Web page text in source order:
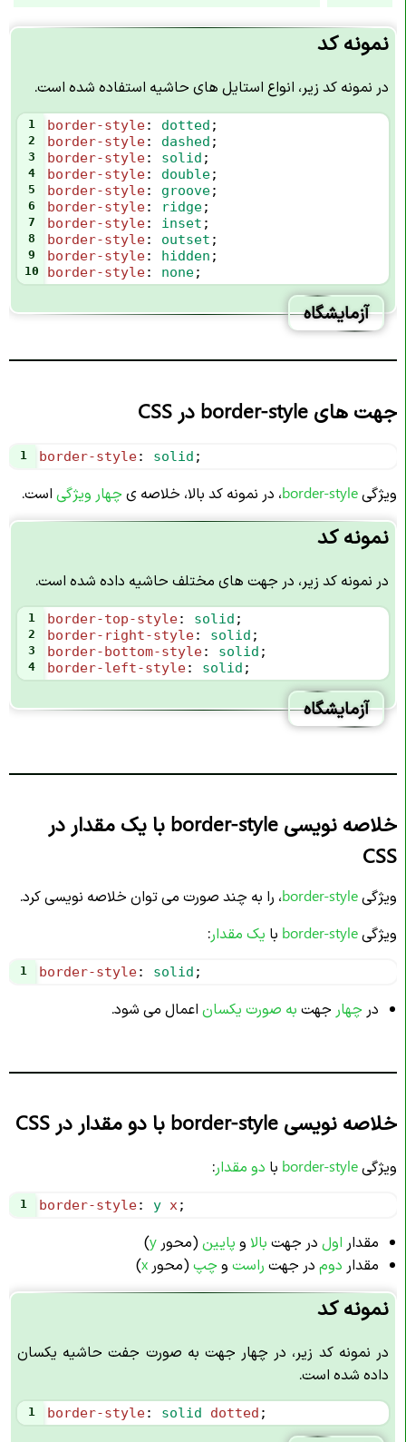
نمونه کد
در نمونه کد زیر، انواع استایل های حاشیه استفاده شده است.
1 border-style: dotted ;
2 border-style: dashed ;
3 border-style: solid ;
4 border-style: double;
5 border-style: groove;
6 border-style: ridge;
7 border-style: inset ;
8 border-style: outset ;
9 border-style: hidden ;
10 border-style: none;
آزمایشگاه
جهت های border-style در CSS
1 border-style: solid ;
ویژگی border-style، در نمونه کد بالا، خلاصه ی چهار ویژگی است.
نمونه کد
در نمونه کد زیر، در جهت های مختلف حاشیه داده شده است.
1 border-top-style: solid ;
2 border-right-style: solid ;
3 border-bottom-style: solid ;
4 border-left-style: solid ;
آزمایشگاه
خلاصه نویسی border-style با یک مقدار در
CSS
ویژگی border-style، را به چند صورت می توان خلاصه نویسی کرد.
ویژگی border-style با یک مقدار:
1 border-style: solid ;
در چهار جهت به صورت یکسان اعمال می شود.
خلاصه نویسی border-style با دو مقدار در CSS
ویژگی border-style با دو مقدار:
1 border-style: y x;
مقدار اول در جهت بالا و پایین (محور y
)
مقدار دوم در جهت راست و چپ(محور x
)
نمونه کد
در نمونه کد زیر، در چهار جهت به صورت جفت حاشیه یکسان
داده شده است.
1 border-style: solid dotted ;